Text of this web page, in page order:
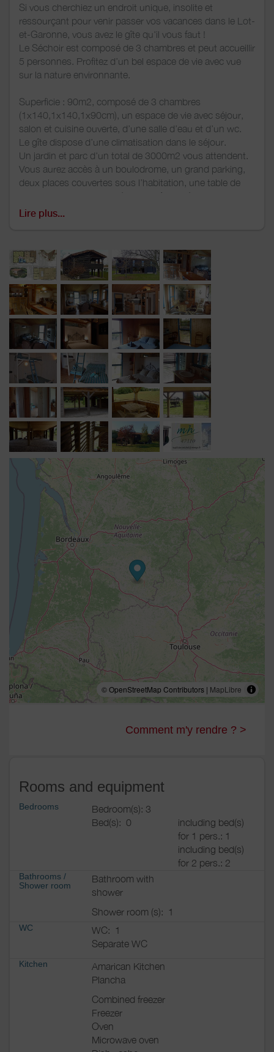
Si vous cherchiez un endroit unique, insolite et
ressourçant pour venir passer vos vacances dans le Lot-
et-Garonne, vous avez le gîte qu'il vous faut !
Le Séchoir est composé de 3 chambres et peut accueillir
5 personnes. Profitez d’un bel espace de vie avec vue
sur la nature environnante.
Superficie : 90m2, composé de 3 chambres
(1x140,1x140,1x90cm), un espace de vie avec séjour,
salon et cuisine ouverte, d’une salle d’eau et d’un wc.
Le gîte dispose d’une climatisation dans le séjour.
Un jardin et parc d'un total de 3000m2 vous attendent.
Vous aurez accès à un boulodrome, un grand parking,
deux places couvertes sous l’habitation, une table de
ping-pong, un espace détente, prêt de vélos 3 pour
adultes, 1 vtt et 2 de route), d'un banc de musculation.
Gîte non-fumeur. Animaux domestiques sur demande
préalable uniquement.
A savoir pour votre arrivée :
- Location de draps : 8 euros la paire ou 10€ la paire
avec lit fait.
- Linge de maison : fourni, mis à disposition
gratuitement.
- Linge de toilette : 5 € le lot.
- Possibilité de forfait ménage sur demande : 50 euros.
- L'électricité consommée en supplément (forfait de
8KWH par jour soit 56KWH par semaine) n'est pas
comprise dans les tarifs et sera à régler sur place en
supplément après relevé des compteurs (selon le
montant du prix du KWH indiqué sur la facture).
- Une caution de 300€ sera à remettre au propriétaire à
votre arrivée.
Découvrez le séchoir aquitain en vidéo (une minute !) :
https://youtu.be/XN27Yp3oJaI
Entre Guyenne et Gascogne...... Le Lot et Garonne
pays de plaines, de vallons, sculptées par rivière et
fleuve:le Lot et la Garonne
pays des bastides, des châteaux, des palombières et
des séchoirs à tabac..........
le séchoir Aquitain un nouveau concept de gîte pour
Découvrez Saint Livrade sur Lot en vidéo :
https://youtu.be/skEJnVVjRKI
Lire plus...
© OpenStreetMap Contributors | MapLibre
Comment m'y rendre ? >
Rooms and equipment
Bedrooms
Bedroom(s): 3
Bed(s): 0
including bed(s)
for 1 pers.: 1
including bed(s)
for 2 pers.: 2
Bathrooms /
Shower room
Bathroom with
shower
Shower room (s):
1
WC WC:
1
Separate WC
Kitchen
Amarican Kitchen
Plancha
Combined freezer
Freezer
Oven
Microwave oven